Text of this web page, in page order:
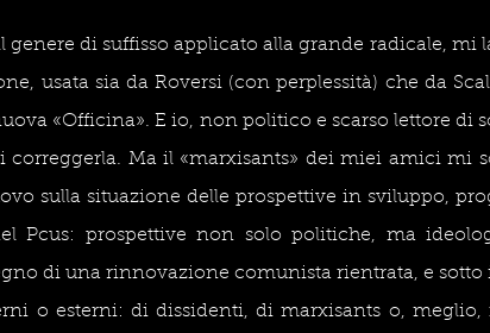
genere di suffisso applicato alla grande radicale, mi
usata sia da Roversi (con perplessità) che da
«Officina». E io, non politico e scarso lettore di
Ma il «marxisants» dei miei amici mi
sulla situazione delle prospettive in sviluppo,
Pcus: prospettive non solo politiche, ma
di una rinnovazione comunista rientrata, e
o esterni: di dissidenti, di marxisants o, meglio,